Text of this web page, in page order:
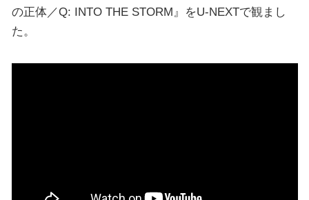
の正体／Q: INTO THE STORM』をU-NEXTで観まし
た。